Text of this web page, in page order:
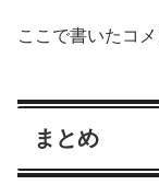
ここで書いたコ
まとめ